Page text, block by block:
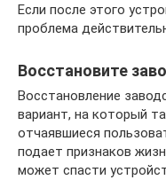
Если после этого
проблема
Восстановите
Восстановление
вариант, на который
отчаявшиеся
подает признаков
может спасти